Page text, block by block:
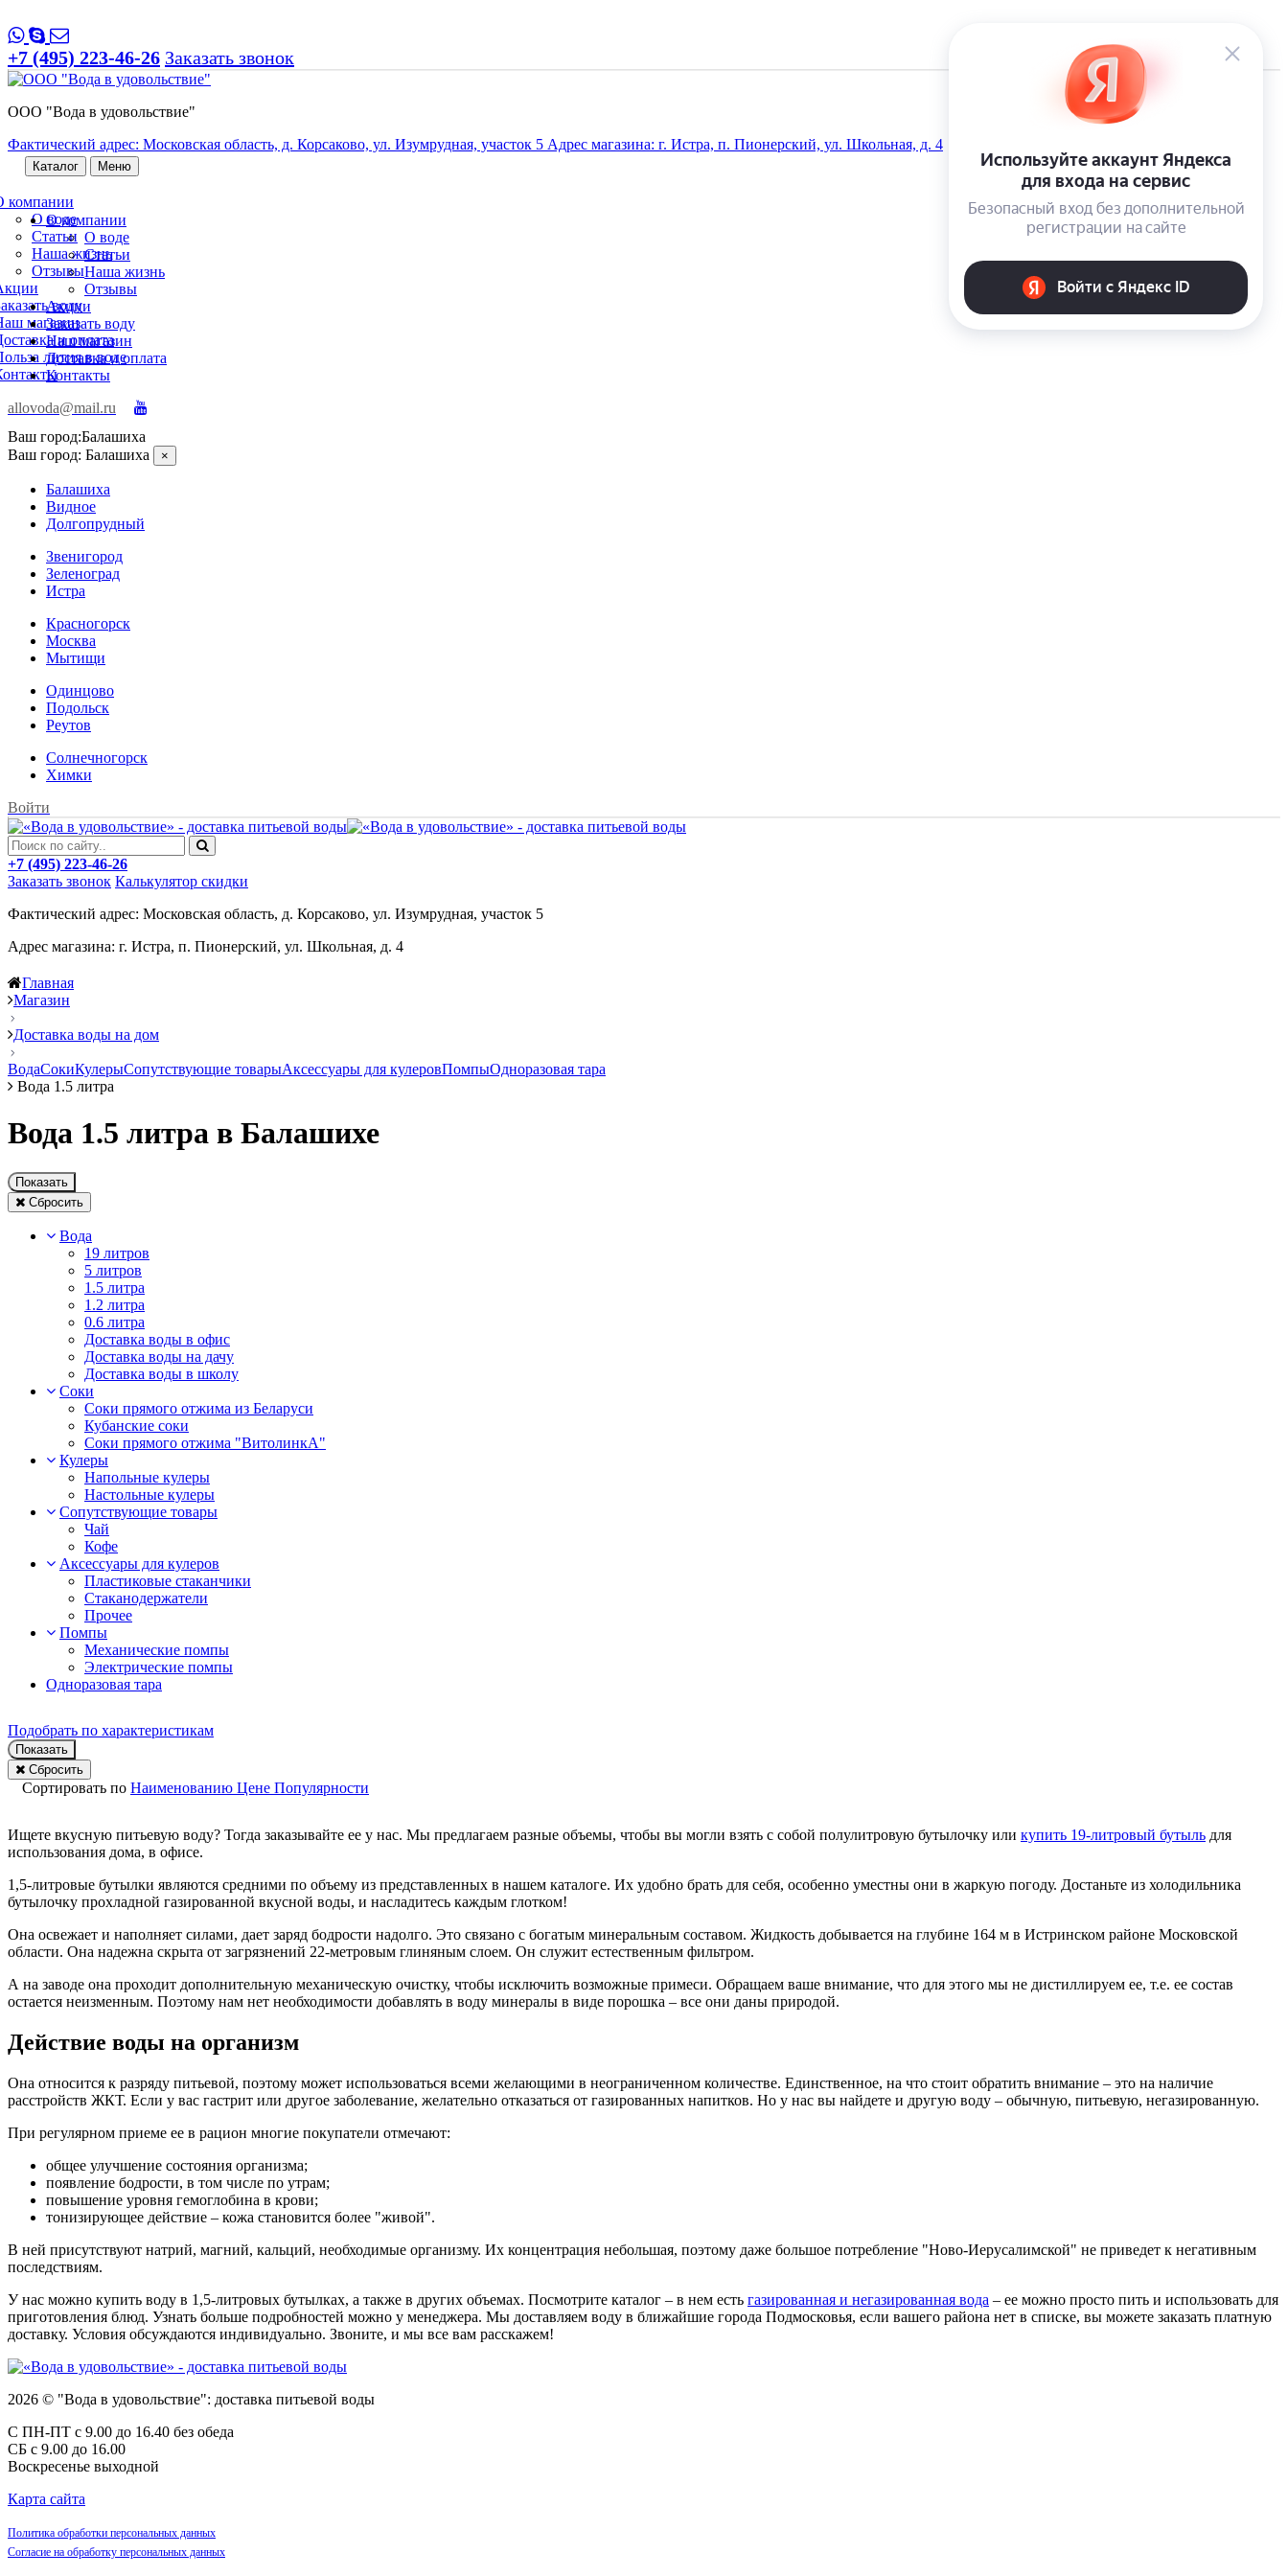
+7 (495) 223-46-26 Заказать звонок
ООО "Вода в удовольствие"
Фактический адрес: Московская область, д. Корсаково, ул. Изумрудная, участок 5 Адрес магазина: г. Истра, п. Пионерский, ул. Школьная, д. 4
Каталог Меню
компании
О воде
Статьи
Наша жизнь
Отзывы
воду
магазин
и оплата
лития в воде
О компании
О воде
Статьи
Наша жизнь
Отзывы
Акции
Заказать воду
Наш магазин
Доставка и оплата
Контакты
allovoda@mail.ru
Ваш город:Балашиха
Ваш город: Балашиха ×
Балашиха
Видное
Долгопрудный
Звенигород
Зеленоград
Истра
Красногорск
Москва
Мытищи
Одинцово
Подольск
Реутов
Солнечногорск
Химки
Войти
+7 (495) 223-46-26
Заказать звонок Калькулятор скидки
Фактический адрес: Московская область, д. Корсаково, ул. Изумрудная, участок 5
Адрес магазина: г. Истра, п. Пионерский, ул. Школьная, д. 4
Главная
Магазин
Доставка воды на дом
ВодаСокиКулерыСопутствующие товарыАксессуары для кулеровПомпыОдноразовая тара
Вода 1.5 литра
Вода 1.5 литра в Балашихе
Показать
Сбросить
Вода
19 литров
5 литров
1.5 литра
1.2 литра
0.6 литра
Доставка воды в офис
Доставка воды на дачу
Доставка воды в школу
Соки
Соки прямого отжима из Беларуси
Кубанские соки
Соки прямого отжима "ВитолинкА"
Кулеры
Напольные кулеры
Настольные кулеры
Сопутствующие товары
Чай
Кофе
Аксессуары для кулеров
Пластиковые стаканчики
Стаканодержатели
Прочее
Помпы
Механические помпы
Электрические помпы
Одноразовая тара
Подобрать по характеристикам
Показать
Сбросить
Сортировать по Наименованию Цене Популярности
Ищете вкусную питьевую воду? Тогда заказывайте ее у нас. Мы предлагаем разные объемы, чтобы вы могли взять с собой полулитровую бутылочку или купить 19-литровый бутыль для
использования дома, в офисе.
1,5-литровые бутылки являются средними по объему из представленных в нашем каталоге. Их удобно брать для себя, особенно уместны они в жаркую погоду. Достаньте из холодильника
бутылочку прохладной газированной вкусной воды, и насладитесь каждым глотком!
Она освежает и наполняет силами, дает заряд бодрости надолго. Это связано с богатым минеральным составом. Жидкость добывается на глубине 164 м в Истринском районе Московской
области. Она надежна скрыта от загрязнений 22-метровым глиняным слоем. Он служит естественным фильтром.
А на заводе она проходит дополнительную механическую очистку, чтобы исключить возможные примеси. Обращаем ваше внимание, что для этого мы не дистиллируем ее, т.е. ее состав
остается неизменным. Поэтому нам нет необходимости добавлять в воду минералы в виде порошка – все они даны природой.
Действие воды на организм
Она относится к разряду питьевой, поэтому может использоваться всеми желающими в неограниченном количестве. Единственное, на что стоит обратить внимание – это на наличие
расстройств ЖКТ. Если у вас гастрит или другое заболевание, желательно отказаться от газированных напитков. Но у нас вы найдете и другую воду – обычную, питьевую, негазированную.
При регулярном приеме ее в рацион многие покупатели отмечают:
общее улучшение состояния организма;
появление бодрости, в том числе по утрам;
повышение уровня гемоглобина в крови;
тонизирующее действие – кожа становится более "живой".
В ней присутствуют натрий, магний, кальций, необходимые организму. Их концентрация небольшая, поэтому даже большое потребление "Ново-Иерусалимской" не приведет к негативным
последствиям.
У нас можно купить воду в 1,5-литровых бутылках, а также в других объемах. Посмотрите каталог – в нем есть газированная и негазированная вода – ее можно просто пить и использовать для
приготовления блюд. Узнать больше подробностей можно у менеджера. Мы доставляем воду в ближайшие города Подмосковья, если вашего района нет в списке, вы можете заказать платную
доставку. Условия обсуждаются индивидуально. Звоните, и мы все вам расскажем!
2026 © "Вода в удовольствие": доставка питьевой воды
С ПН-ПТ с 9.00 до 16.40 без обеда
СБ с 9.00 до 16.00
Воскресенье выходной
Карта сайта
Политика обработки персональных данных
Согласие на обработку персональных данных